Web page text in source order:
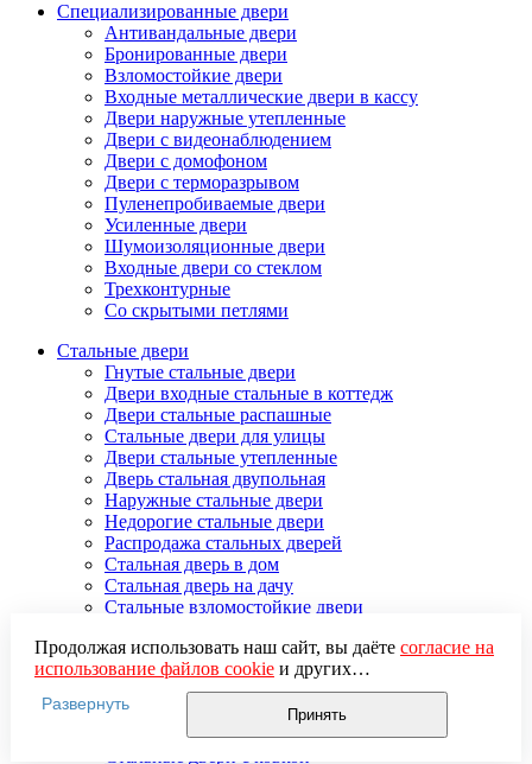
Специализированные двери
Антивандальные двери
Бронированные двери
Взломостойкие двери
Входные металлические двери в кассу
Двери наружные утепленные
Двери с видеонаблюдением
Двери с домофоном
Двери с терморазрывом
Пуленепробиваемые двери
Усиленные двери
Шумоизоляционные двери
Входные двери со стеклом
Трехконтурные
Со скрытыми петлями
Стальные двери
Гнутые стальные двери
Двери входные стальные в коттедж
Двери стальные распашные
Стальные двери для улицы
Двери стальные утепленные
Дверь стальная двупольная
Наружные стальные двери
Недорогие стальные двери
Распродажа стальных дверей
Стальная дверь в дом
Стальная дверь на дачу
Стальные взломостойкие двери
Стальные двери в подъезд
Стальные двери внутреннего открывания
Стальные двери массив
Стальные двери мдф
Стальные двери с зеркалом
Продолжая использовать наш сайт, вы даёте согласие на
использование файлов cookieи других
пользовательских данных (включая IP-адрес, сведения о
местоположении, устройстве, действиях на сайте и т. п.)
для функционирования сайта, проведения
Развернуть
Принять